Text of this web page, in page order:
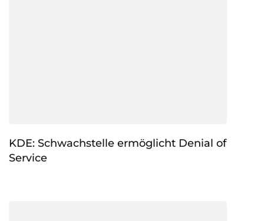
KDE: Schwachstelle ermöglicht Denial of
Service